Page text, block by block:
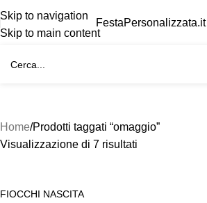
Skip to navigation
Skip to main content
FestaPersonalizzata.it
Home Prodotti taggati “omaggio”
Visualizzazione di 7 risultati
FIOCCHI NASCITA